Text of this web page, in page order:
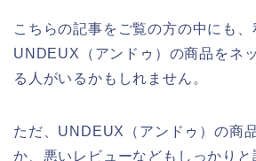
こちらの記事をご覧の方の中にも
UNDEUX（アンドゥ）の商品をネ
る人がいるかもしれません。
ただ、UNDEUX（アンドゥ）の商
か、悪いレビューなどもしっかりと